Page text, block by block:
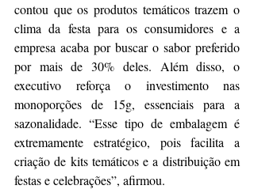
contou que os produtos temáticos trazem o
clima da festa para os consumidores e a
empresa acaba por buscar o sabor preferido
por mais de 30% deles. Além disso, o
executivo reforça o investimento nas
monoporções de 15g, essenciais para a
sazonalidade. “Esse tipo de embalagem é
extremamente estratégico, pois facilita a
criação de kits temáticos e a distribuição em
festas e celebrações”, afirmou.